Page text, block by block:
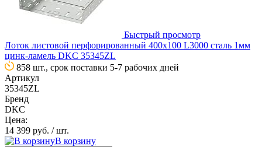
Быстрый просмотр
Лоток листовой перфорированный 400х100 L3000 сталь 1мм
цинк-ламель DKC 35345ZL
858 шт., срок поставки 5-7 рабочих дней
Артикул
35345ZL
Бренд
DKC
Цена:
14 399 руб. / шт.
В корзину